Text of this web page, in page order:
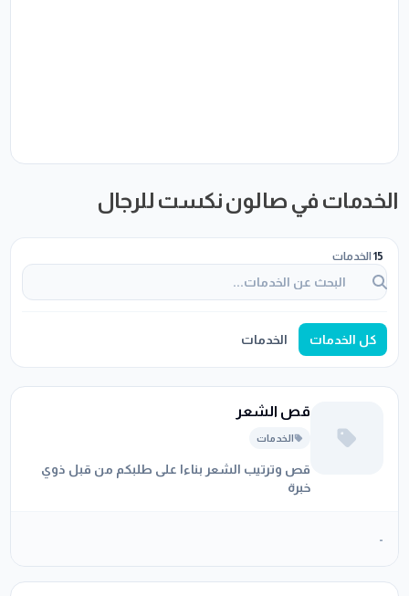
الخدمات في صالون نكست للرجال
15 الخدمات
كل الخدمات الخدمات
قص الشعر
الخدمات
قص وترتيب الشعر بناءا على طلبكم من قبل ذوي
خبرة
-